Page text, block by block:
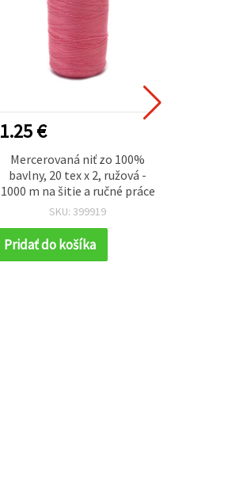
1.25 €
Mercerovaná niť zo 100%
bavlny, 20 tex x 2, ružová -
1000 m na šitie a ručné práce
SKU: 399919
Pridať do košíka